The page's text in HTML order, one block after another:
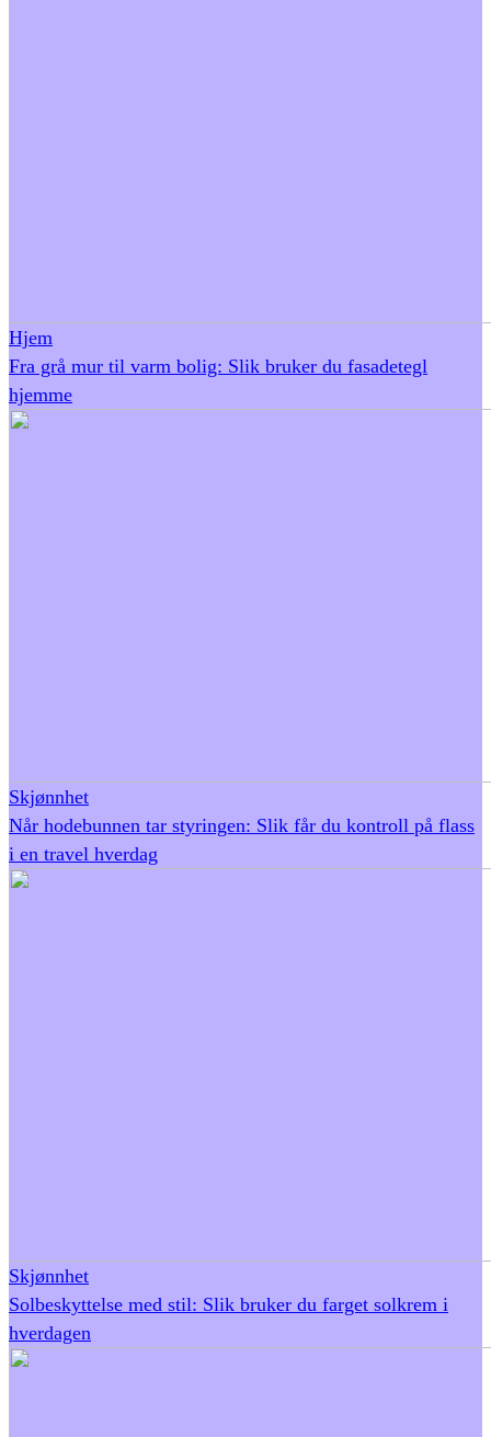
Hjem
Fra grå mur til varm bolig: Slik bruker du fasadetegl
hjemme
Skjønnhet
Når hodebunnen tar styringen: Slik får du kontroll på flass
i en travel hverdag
Skjønnhet
Solbeskyttelse med stil: Slik bruker du farget solkrem i
hverdagen